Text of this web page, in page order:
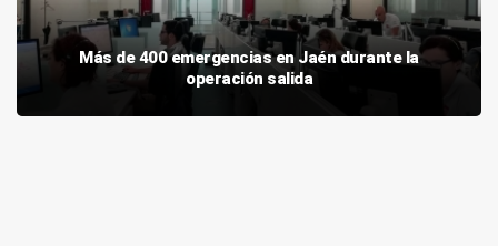
Más de 400 emergencias en Jaén durante la
operación salida